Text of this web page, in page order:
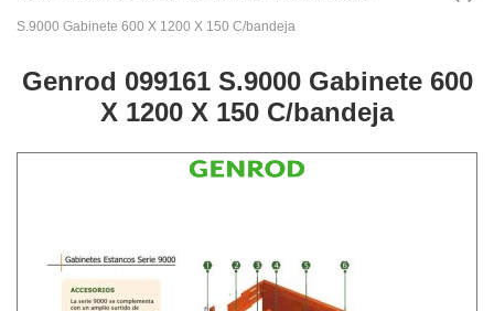
S.9000 Gabinete 600 X 1200 X 150 C/bandeja
Genrod 099161 S.9000 Gabinete 600
X 1200 X 150 C/bandeja